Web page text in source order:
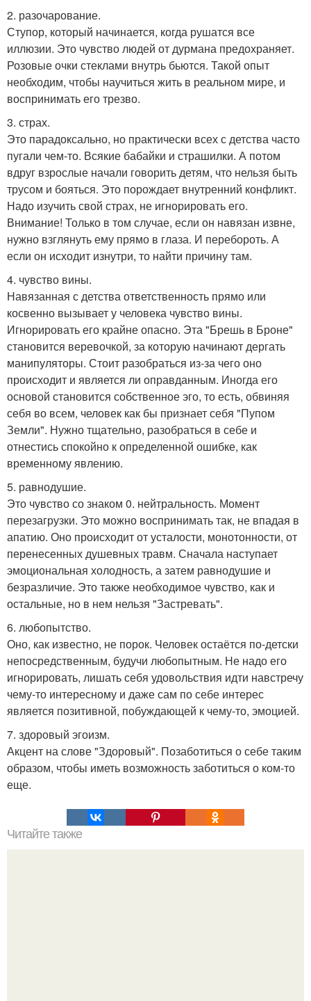
2. разочарование.
Ступор, который начинается, когда рушатся все
иллюзии. Это чувство людей от дурмана предохраняет.
Розовые очки стеклами внутрь бьются. Такой опыт
необходим, чтобы научиться жить в реальном мире, и
воспринимать его трезво.
3. страх.
Это парадоксально, но практически всех с детства часто
пугали чем-то. Всякие бабайки и страшилки. А потом
вдруг взрослые начали говорить детям, что нельзя быть
трусом и бояться. Это порождает внутренний конфликт.
Надо изучить свой страх, не игнорировать его.
Внимание! Только в том случае, если он навязан извне,
нужно взглянуть ему прямо в глаза. И перебороть. А
если он исходит изнутри, то найти причину там.
4. чувство вины.
Навязанная с детства ответственность прямо или
косвенно вызывает у человека чувство вины.
Игнорировать его крайне опасно. Эта "Брешь в Броне"
становится веревочкой, за которую начинают дергать
манипуляторы. Стоит разобраться из-за чего оно
происходит и является ли оправданным. Иногда его
основой становится собственное эго, то есть, обвиняя
себя во всем, человек как бы признает себя "Пупом
Земли". Нужно тщательно, разобраться в себе и
отнестись спокойно к определенной ошибке, как
временному явлению.
5. равнодушие.
Это чувство со знаком 0. нейтральность. Момент
перезагрузки. Это можно воспринимать так, не впадая в
апатию. Оно происходит от усталости, монотонности, от
перенесенных душевных травм. Сначала наступает
эмоциональная холодность, а затем равнодушие и
безразличие. Это также необходимое чувство, как и
остальные, но в нем нельзя "Застревать".
6. любопытство.
Оно, как известно, не порок. Человек остаётся по-детски
непосредственным, будучи любопытным. Не надо его
игнорировать, лишать себя удовольствия идти навстречу
чему-то интересному и даже сам по себе интерес
является позитивной, побуждающей к чему-то, эмоцией.
7. здоровый эгоизм.
Акцент на слове "Здоровый". Позаботиться о себе таким
образом, чтобы иметь возможность заботиться о ком-то
еще.
Читайте также